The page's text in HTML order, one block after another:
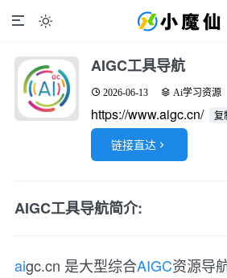

AIGC工具导航
2026-06-13 Ai学习资源
https://www.aigc.cn/ 复
链接直达 
AIGC工具导航简介:
aigc.cn 是大型综合AIGC资源导